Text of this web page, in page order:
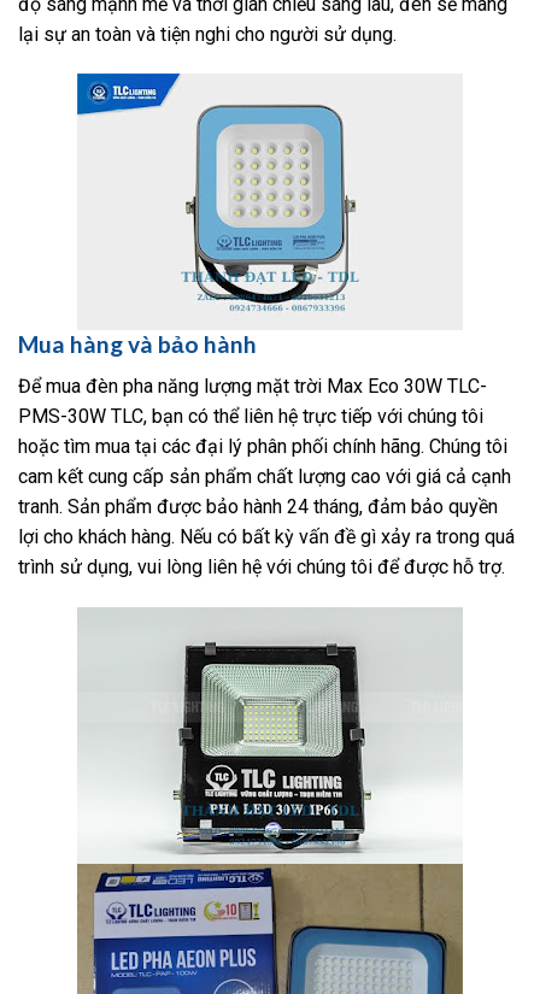
lại sự an toàn và tiện nghi cho người sử dụng.
Mua hàng và bảo hành
Để mua đèn pha năng lượng mặt trời Max Eco 30W TLC-
PMS-30W TLC, bạn có thể liên hệ trực tiếp với chúng tôi
hoặc tìm mua tại các đại lý phân phối chính hãng. Chúng tôi
cam kết cung cấp sản phẩm chất lượng cao với giá cả cạnh
tranh. Sản phẩm được bảo hành 24 tháng, đảm bảo quyền
lợi cho khách hàng. Nếu có bất kỳ vấn đề gì xảy ra trong quá
trình sử dụng, vui lòng liên hệ với chúng tôi để được hỗ trợ.